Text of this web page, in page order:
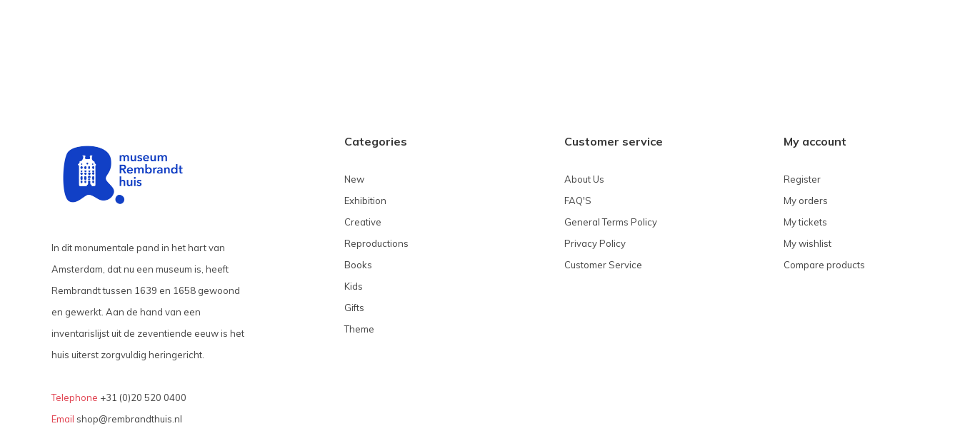
In dit monumentale pand in het hart van
Amsterdam, dat nu een museum is, heeft
Rembrandt tussen 1639 en 1658 gewoond
en gewerkt. Aan de hand van een
inventarislijst uit de zeventiende eeuw is het
huis uiterst zorgvuldig heringericht.
Telephone +31 (0)20 520 0400
Email shop@rembrandthuis.nl
Categories
New
Exhibition
Creative
Reproductions
Books
Kids
Gifts
Theme
Customer service
About Us
FAQ'S
General Terms Policy
Privacy Policy
Customer Service
My account
Register
My orders
My tickets
My wishlist
Compare products